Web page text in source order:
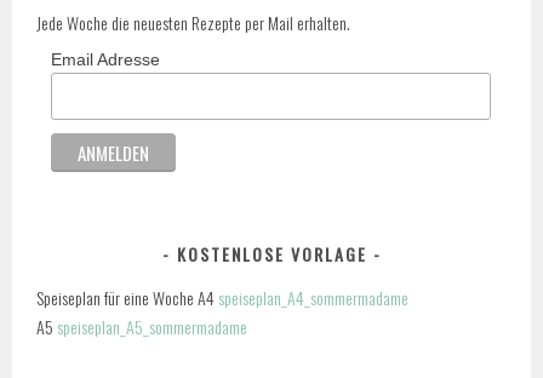
Jede Woche die neuesten Rezepte per Mail erhalten.
Email Adresse
KOSTENLOSE VORLAGE
Speiseplan für eine Woche A4speiseplan_A4_sommermadame
A5 speiseplan_A5_sommermadame